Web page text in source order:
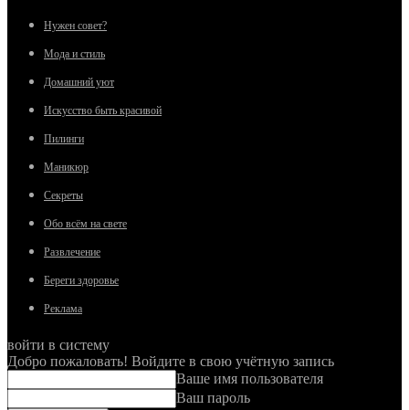
Нужен совет?
Мода и стиль
Домашний уют
Искусство быть красивой
Пилинги
Маникюр
Секреты
Обо всём на свете
Развлечение
Береги здоровье
Реклама
войти в систему
Добро пожаловать! Войдите в свою учётную запись
Ваше имя пользователя
Ваш пароль